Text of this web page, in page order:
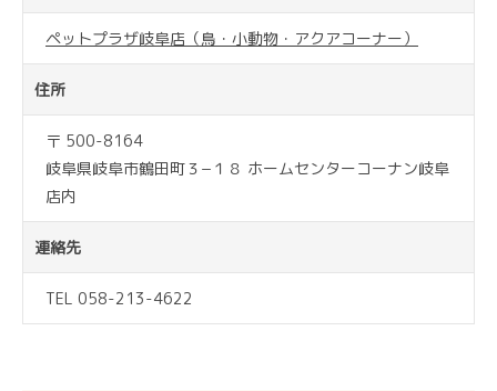
ペットプラザ岐阜店（鳥・小動物・アクアコーナー）
住所
〒 500-8164
岐阜県岐阜市鶴田町３−１８ ホームセンターコーナン岐阜
店内
連絡先
TEL 058-213-4622